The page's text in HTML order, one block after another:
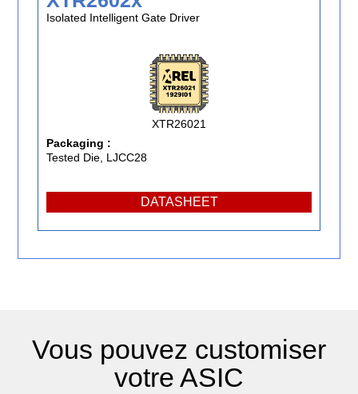
Isolated Intelligent Gate Driver
XTR26021
Packaging :
Tested Die, LJCC28
DATASHEET
Vous pouvez customiser
votre ASIC